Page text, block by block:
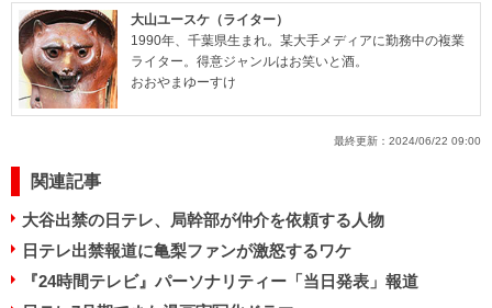
大山ユースケ（ライター）
1990年、千葉県生まれ。某大手メディアに勤務中の複業
ライター。得意ジャンルはお笑いと酒。
おおやまゆーすけ
最終更新： 2024/06/22 09:00
関連記事
大谷出禁の日テレ、局幹部が仲介を依頼する人物
日テレ出禁報道に亀梨ファンが激怒するワケ
『24時間テレビ』パーソナリティー「当日発表」報道